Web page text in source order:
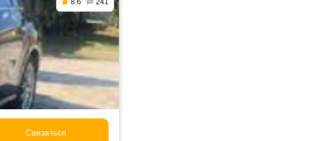
8.6 241
Связаться